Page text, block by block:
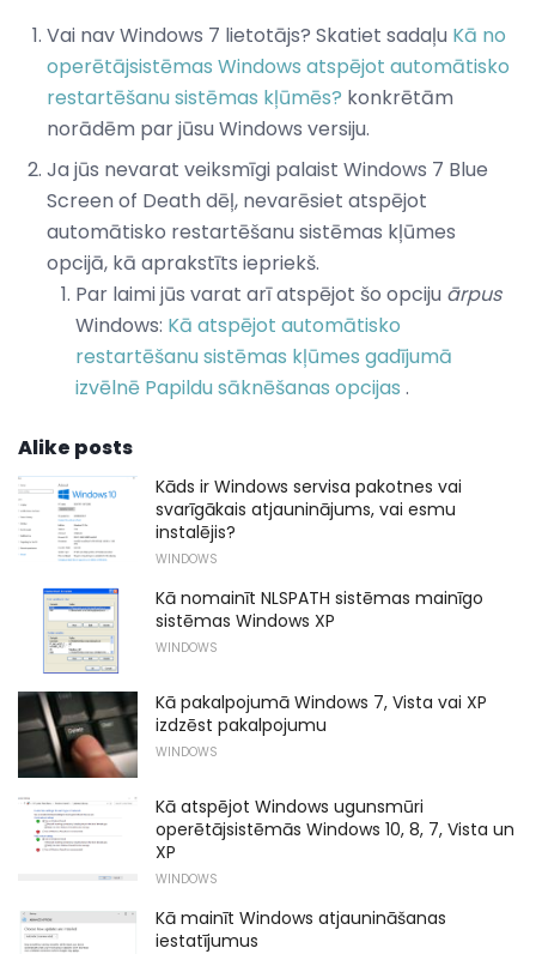
Vai nav Windows 7 lietotājs? Skatiet sadaļu Kā no
operētājsistēmas Windows atspējot automātisko
restartēšanu sistēmas kļūmēs? konkrētām
norādēm par jūsu Windows versiju.
Ja jūs nevarat veiksmīgi palaist Windows 7 Blue
Screen of Death dēļ, nevarēsiet atspējot
automātisko restartēšanu sistēmas kļūmes
opcijā, kā aprakstīts iepriekš.
Par laimi jūs varat arī atspējot šo opciju ārpus
Windows: Kā atspējot automātisko
restartēšanu sistēmas kļūmes gadījumā
izvēlnē Papildu sāknēšanas opcijas .
Alike posts
Kāds ir Windows servisa pakotnes vai
svarīgākais atjauninājums, vai esmu
instalējis?
WINDOWS
Kā nomainīt NLSPATH sistēmas mainīgo
sistēmas Windows XP
WINDOWS
Kā pakalpojumā Windows 7, Vista vai XP
izdzēst pakalpojumu
WINDOWS
Kā atspējot Windows ugunsmūri
operētājsistēmās Windows 10, 8, 7, Vista un
XP
WINDOWS
Kā mainīt Windows atjaunināšanas
iestatījumus